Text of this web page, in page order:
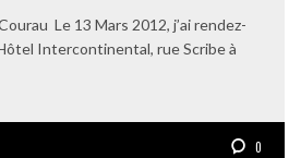
Le 13 Mars 2012, j’ai rendez-
Intercontinental, rue Scribe à
0